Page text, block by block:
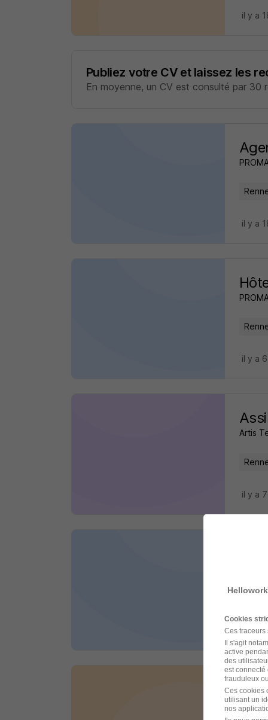
il y a
Publiez votre CV et laissez les
En moyenne, un CV est consulté par 30
il y a
il y a
Artis
il y a
il y a
Cookies
Ces traceurs
Il s'agit
active
des
est connecté
frauduleux
Ces cookies
utilisant un
nos